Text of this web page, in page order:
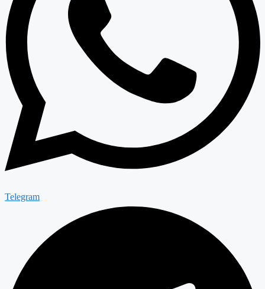
Telegram